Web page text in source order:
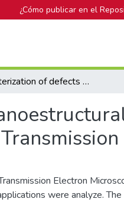
¿Cómo publicar en el
Characterization of defects and nanoestructural alterations in the Nimonic 80A superalloy by using Transmission Electron Microscopy
Electron
were analyze.